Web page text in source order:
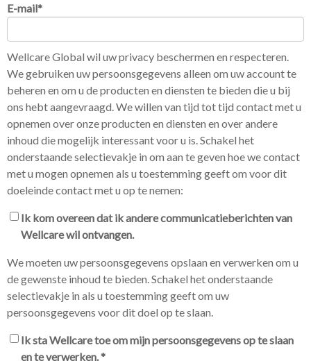
E-mail*
Wellcare Global wil uw privacy beschermen en respecteren.
We gebruiken uw persoonsgegevens alleen om uw account te
beheren en om u de producten en diensten te bieden die u bij
ons hebt aangevraagd. We willen van tijd tot tijd contact met u
opnemen over onze producten en diensten en over andere
inhoud die mogelijk interessant voor u is. Schakel het
onderstaande selectievakje in om aan te geven hoe we contact
met u mogen opnemen als u toestemming geeft om voor dit
doeleinde contact met u op te nemen:
Ik kom overeen dat ik andere communicatieberichten van
Wellcare wil ontvangen.
We moeten uw persoonsgegevens opslaan en verwerken om u
de gewenste inhoud te bieden. Schakel het onderstaande
selectievakje in als u toestemming geeft om uw
persoonsgegevens voor dit doel op te slaan.
Ik sta Wellcare toe om mijn persoonsgegevens op te slaan
en te verwerken.*